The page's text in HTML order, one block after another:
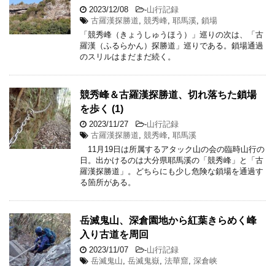
2023/12/08 -山行記録
古羅漢探勝道 競秀峰 耶馬溪 鎖場
「競秀峰（きょうしゅうほう）」巡りの次は、「古
羅漢（ふるらかん）探勝道」巡りである。鎖場通過
のスリルはまだまだ続く。
競秀峰＆古羅漢探勝道、切れ落ちた鎖場
を歩く (1)
2023/11/27 -山行記録
古羅漢探勝道 競秀峰 耶馬溪
11月19日は所属するアタック山の会の臨時山行の
日。出かけるのは大分県耶馬溪の「競秀峰」と「古
羅漢探勝道」。どちらにも少し危険な鎖場を通過す
る箇所がある。
岳滅鬼山、深倉園地から紅葉きらめく峰
入り古道を周回
2023/11/07 -山行記録
岳滅鬼山 岳滅鬼嶽 法華窟 深倉峡